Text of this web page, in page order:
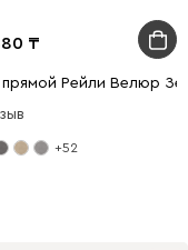
прямой Рейли Велюр
+52